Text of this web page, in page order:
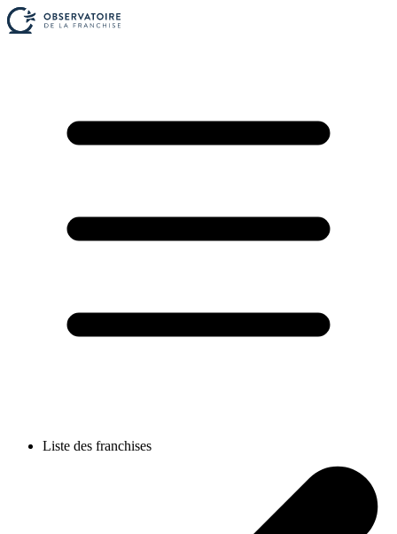
Liste des franchises